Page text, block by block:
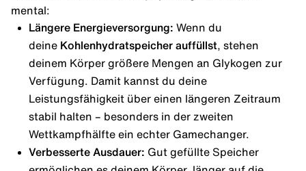
mental:
Längere Energieversorgung: Wenn du
deine Kohlenhydratspeicher auffüllst, stehen
deinem Körper größere Mengen an Glykogen zur
Verfügung. Damit kannst du deine
Leistungsfähigkeit über einen längeren Zeitraum
stabil halten – besonders in der zweiten
Wettkampfhälfte ein echter Gamechanger.
Verbesserte Ausdauer: Gut gefüllte Speicher